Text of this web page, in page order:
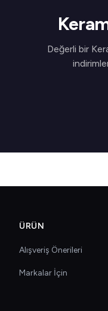
Değerli bir
ÜRÜN
Alışveriş Önerileri
Markalar İçin